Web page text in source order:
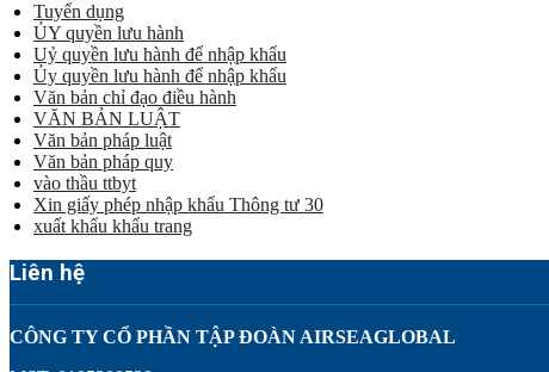
Tuyển dụng
ỦY quyền lưu hành
Uỷ quyền lưu hành để nhập khẩu
Ủy quyền lưu hành để nhập khẩu
Văn bản chỉ đạo điều hành
VĂN BẢN LUẬT
Văn bản pháp luật
Văn bản pháp quy
vào thầu ttbyt
Xin giấy phép nhập khẩu Thông tư 30
xuất khẩu khẩu trang
Liên hệ
CÔNG TY CỔ PHẦN TẬP ĐOÀN AIRSEAGLOBAL